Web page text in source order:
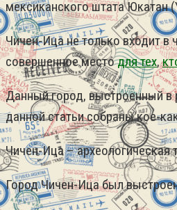
мексиканского штата Юкатан
Чичен-Ица не только входит
совершенное местодля тех,
Данный город, выстроенный в
данной статьи собраны кое-
Чичен-Ица –
Город Чичен-Ица был